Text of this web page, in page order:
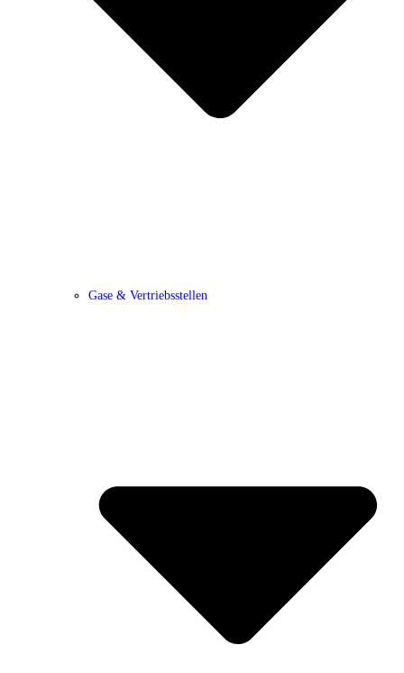
Gase & Vertriebsstellen